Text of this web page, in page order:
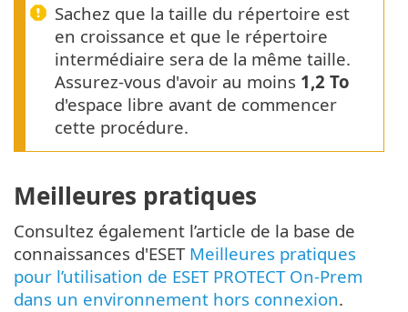
Sachez que la taille du répertoire est
en croissance et que le répertoire
intermédiaire sera de la même taille.
Assurez-vous d'avoir au moins 1,2 To
d'espace libre avant de commencer
cette procédure.
Meilleures pratiques
Consultez également l’article de la base de
connaissances d'ESET Meilleures pratiques
pour l’utilisation de ESET PROTECT On-Prem
dans un environnement hors connexion.